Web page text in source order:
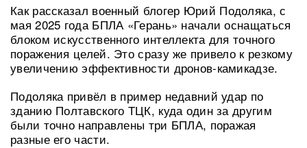
Как рассказал военный блогер Юрий Подоляка, с
мая 2025 года БПЛА «Герань» начали оснащаться
блоком искусственного интеллекта для точного
поражения целей. Это сразу же привело к резкому
увеличению эффективности дронов-камикадзе.
Подоляка привёл в пример недавний удар по
зданию Полтавского ТЦК, куда один за другим
были точно направлены три БПЛА, поражая
разные его части.